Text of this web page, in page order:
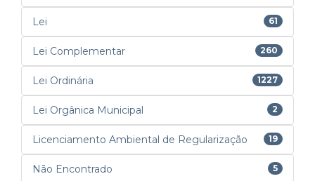
Lei 61
Lei Complementar 260
Lei Ordinária 1227
Lei Orgânica Municipal 2
Licenciamento Ambiental de Regularização 19
Não Encontrado 5